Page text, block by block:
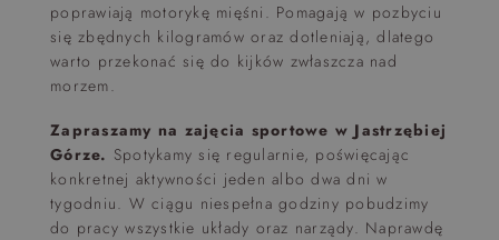
poprawiają motorykę mięśni. Pomagają w pozbyciu
się zbędnych kilogramów oraz dotleniają, dlatego
warto przekonać się do kijków zwłaszcza nad
morzem.
Zapraszamy na zajęcia sportowe w Jastrzębiej
Górze. Spotykamy się regularnie, poświęcając
konkretnej aktywności jeden albo dwa dni w
tygodniu. W ciągu niespełna godziny pobudzimy
do pracy wszystkie układy oraz narządy. Naprawdę